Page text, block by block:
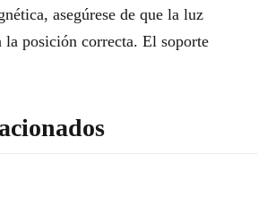
asegúrese de que la luz
la posición correcta. El soporte